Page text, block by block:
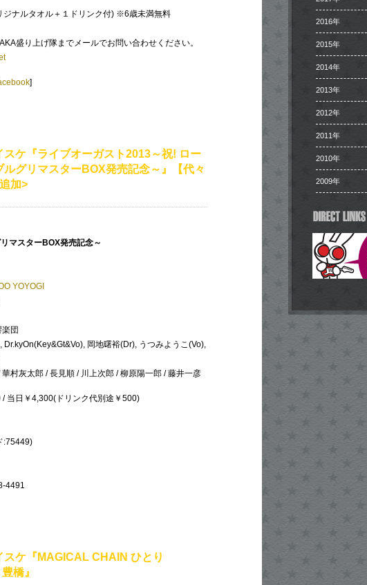
ジナルタオル＋１ドリンク付) ※6歳未満無料
盛り上げ隊までメールでお問い合わせください。
]
スケ『ライブオーガスト2013～祝! ロー
ルグリマスターBOX発売記念～』【代々
加>
マスターBOX発売記念～
YOYOGI
団
Dr.kyOn(Key&Gt&Vo), 岡地曙裕(Dr), うつみようこ(Vo),
村灰太郎 / 長見順 / 川上次郎 / 柳原陽一郎 / 藤井一彦
/ 当日￥4,300(ドリンク代別途￥500)
:75449)
4491
スケ『MAGICAL CHAIN ひとり
橋』
2016年
2015年
2014年
2013年
2012年
2011年
2010年
2009年